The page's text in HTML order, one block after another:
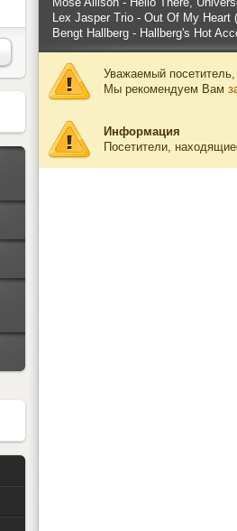
Lex Jasper Trio - Out Of My Heart
Bengt Hallberg - Hallberg's Hot
Уважаемый
Мы рекомендуем Вам
Информация
Посетители,